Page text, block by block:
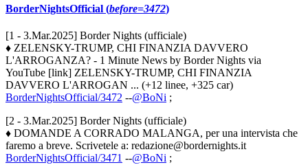
BorderNightsOfficial (before=3472)
[1 - 3.Mar.2025] Border Nights (ufficiale)
♦ ZELENSKY-TRUMP, CHI FINANZIA DAVVERO
L'ARROGANZA? - 1 Minute News by Border Nights via
YouTube [link] ZELENSKY-TRUMP, CHI FINANZIA
DAVVERO L'ARROGAN ... (+12 linee, +325 car)
BorderNightsOfficial/3472 --@BoNi ;
[2 - 3.Mar.2025] Border Nights (ufficiale)
♦ DOMANDE A CORRADO MALANGA, per una intervista che
faremo a breve. Scrivetele a: redazione@bordernights.it
BorderNightsOfficial/3471 --@BoNi ;